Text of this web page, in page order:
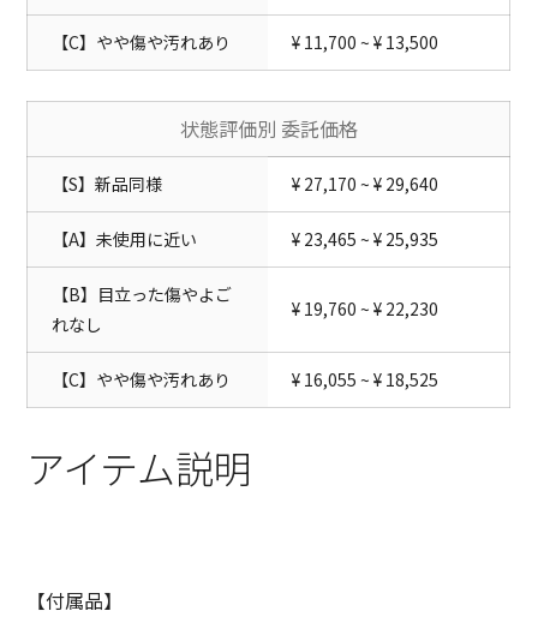
【C】やや傷や汚れあり ¥ 11,700 ~ ¥ 13,500
状態評価別 委託価格
【S】新品同様 ¥ 27,170 ~ ¥ 29,640
【A】未使用に近い ¥ 23,465 ~ ¥ 25,935
【B】目立った傷やよご
れなし
¥ 19,760 ~ ¥ 22,230
【C】やや傷や汚れあり ¥ 16,055 ~ ¥ 18,525
アイテム説明
【付属品】